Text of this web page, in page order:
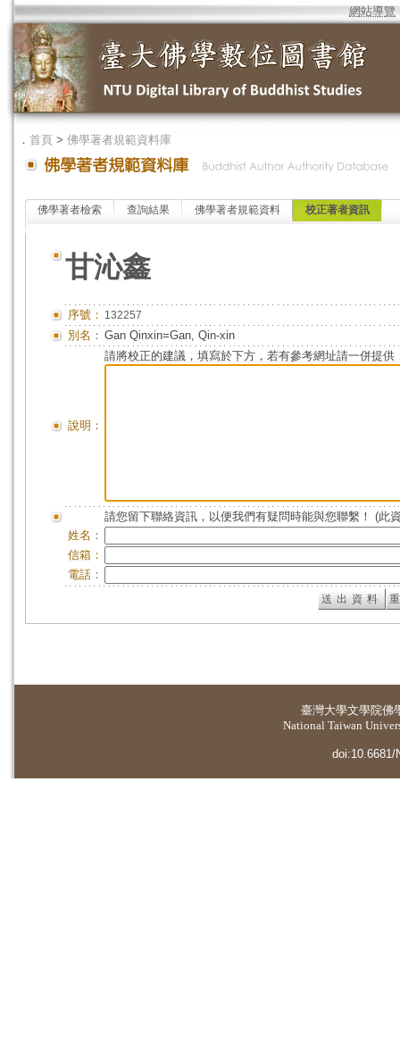
網站導覽
． 首頁 > 佛學著者規範資料庫
佛學著者檢索 查詢結果 佛學著者規範資料 校正著者資訊
甘沁鑫
序號： 132257
別名： Gan Qinxin=Gan, Qin-xin
說明：
請將校正的建議，填寫於下方，若有參考網址請一併提供
請您留下聯絡資訊，以便我們有疑問時能與您聯繫！ (此
姓名：
信箱：
電話：
臺灣大學文學院佛
National Taiwan
doi:10.6681/